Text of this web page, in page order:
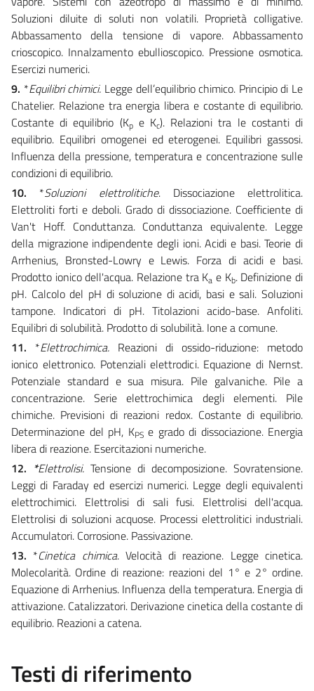
Soluzioni diluite di soluti non volatili. Proprietà colligative.
Abbassamento della tensione di vapore. Abbassamento
crioscopico. Innalzamento ebullioscopico. Pressione osmotica.
Esercizi numerici.
9. *Equilibri chimici. Legge dell’equilibrio chimico. Principio di Le
Chatelier. Relazione tra energia libera e costante di equilibrio.
Costante di equilibrio (Kpe Kc). Relazioni tra le costanti di
equilibrio. Equilibri omogenei ed eterogenei. Equilibri gassosi.
Influenza della pressione, temperatura e concentrazione sulle
condizioni di equilibrio.
10. *Soluzioni elettrolitiche. Dissociazione elettrolitica.
Elettroliti forti e deboli. Grado di dissociazione. Coefficiente di
Van't Hoff. Conduttanza. Conduttanza equivalente. Legge
della migrazione indipendente degli ioni. Acidi e basi. Teorie di
Arrhenius, Bronsted-Lowry e Lewis. Forza di acidi e basi.
Prodotto ionico dell'acqua. Relazione tra Ka e Kb. Definizione di
pH. Calcolo del pH di soluzione di acidi, basi e sali. Soluzioni
tampone. Indicatori di pH. Titolazioni acido-base. Anfoliti.
Equilibri di solubilità. Prodotto di solubilità. Ione a comune.
11. *Elettrochimica. Reazioni di ossido-riduzione: metodo
ionico elettronico. Potenziali elettrodici. Equazione di Nernst.
Potenziale standard e sua misura. Pile galvaniche. Pile a
concentrazione. Serie elettrochimica degli elementi. Pile
chimiche. Previsioni di reazioni redox. Costante di equilibrio.
Determinazione del pH, KPSe grado di dissociazione. Energia
libera di reazione. Esercitazioni numeriche.
12. *Elettrolisi. Tensione di decomposizione. Sovratensione.
Leggi di Faraday ed esercizi numerici. Legge degli equivalenti
elettrochimici. Elettrolisi di sali fusi. Elettrolisi dell'acqua.
Elettrolisi di soluzioni acquose. Processi elettrolitici industriali.
Accumulatori. Corrosione. Passivazione.
13. *Cinetica chimica. Velocità di reazione. Legge cinetica.
Molecolarità. Ordine di reazione: reazioni del 1° e 2° ordine.
Equazione di Arrhenius. Influenza della temperatura. Energia di
attivazione. Catalizzatori. Derivazione cinetica della costante di
equilibrio. Reazioni a catena.
Testi di riferimento